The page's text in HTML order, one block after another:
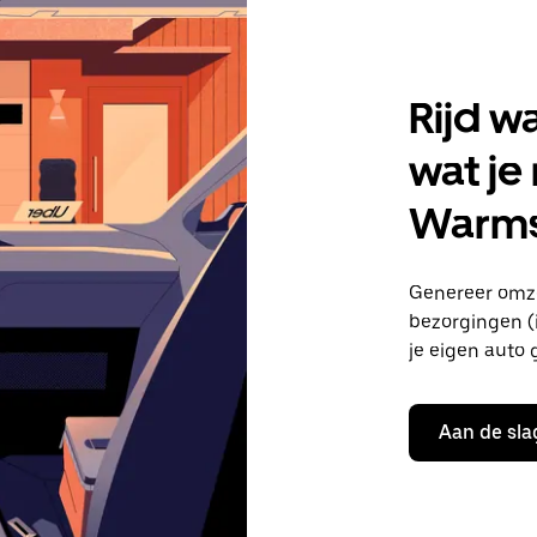
Rijd
wat je
Genereer
bezorgingen
je eigen auto
Aan de